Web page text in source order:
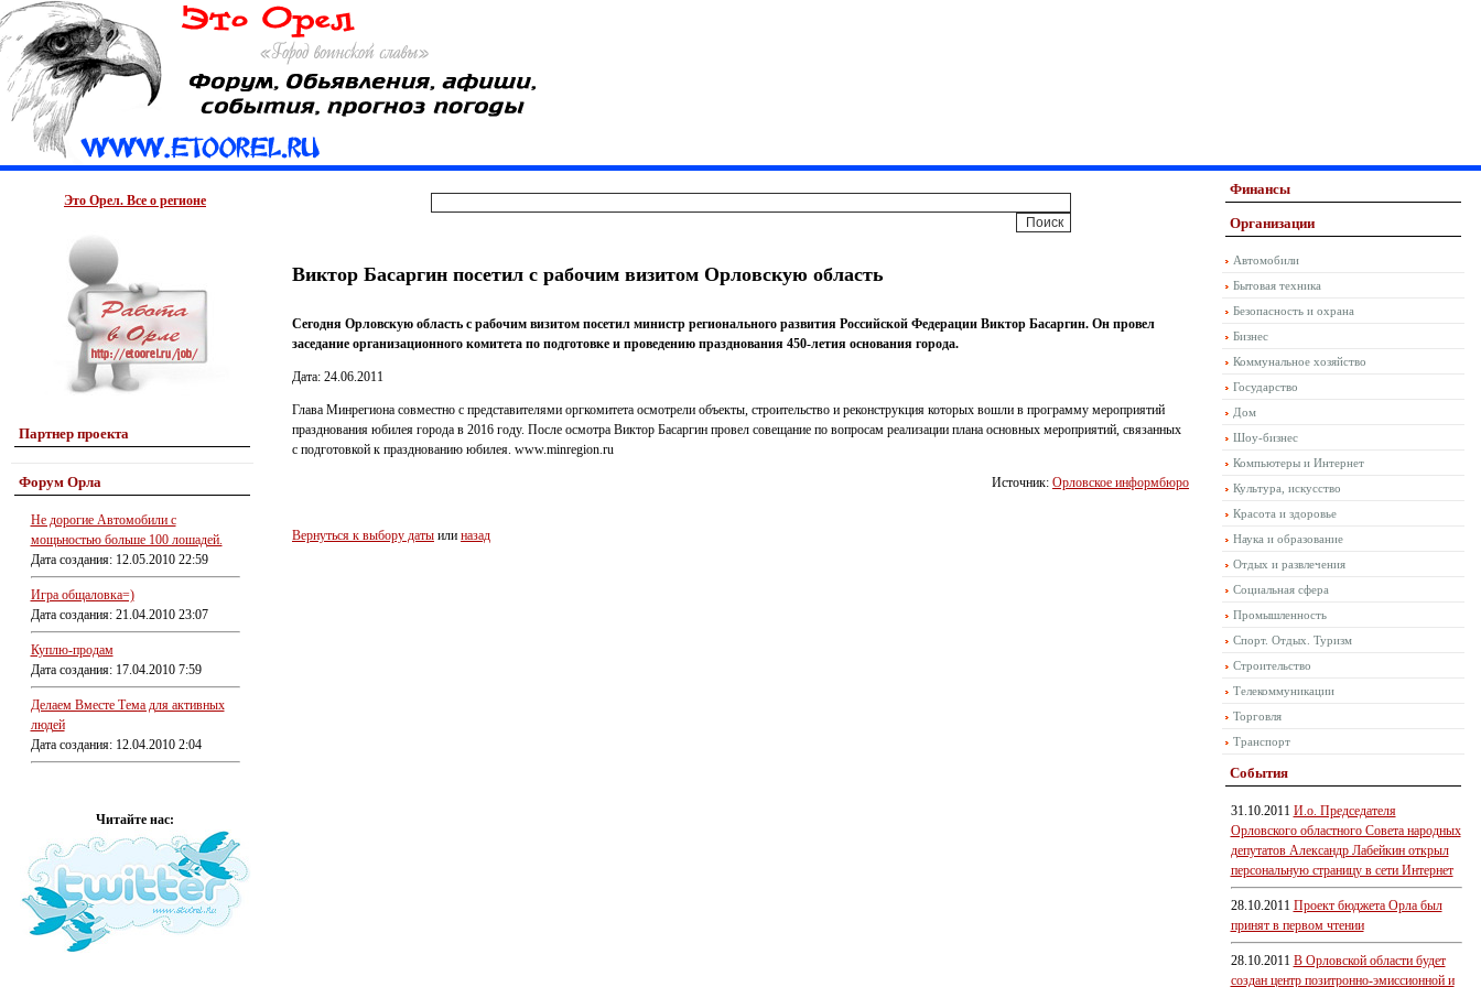
Это Орел. Все о регионе
Партнер проекта
Форум Орла
Не дорогие Автомобили с
мощьностью больше 100 лошадей.
Дата создания: 12.05.2010 22:59
Игра общаловка=)
Дата создания: 21.04.2010 23:07
Куплю-продам
Дата создания: 17.04.2010 7:59
Делаем Вместе Тема для активных
людей
Дата создания: 12.04.2010 2:04
Читайте нас:
Виктор Басаргин посетил с рабочим визитом Орловскую область
Сегодня Орловскую область с рабочим визитом посетил министр регионального развития Российской Федерации Виктор Басаргин. Он провел
заседание организационного комитета по подготовке и проведению празднования 450-летия основания города.
Дата: 24.06.2011
Глава Минрегиона совместно с представителями оргкомитета осмотрели объекты, строительство и реконструкция которых вошли в программу мероприятий
празднования юбилея города в 2016 году. После осмотра Виктор Басаргин провел совещание по вопросам реализации плана основных мероприятий, связанных
с подготовкой к празднованию юбилея. www.minregion.ru
Источник: Орловское информбюро
Вернуться к выбору даты или назад
Финансы
Организации
Автомобили
Бытовая техника
Безопасность и охрана
Бизнес
Коммунальное хозяйство
Государство
Дом
Шоу-бизнес
Компьютеры и Интернет
Культура, искусство
Красота и здоровье
Наука и образование
Отдых и развлечения
Социальная сфера
Промышленность
Спорт. Отдых. Туризм
Строительство
Телекоммуникации
Торговля
Транспорт
События
31.10.2011 И.о. Председателя
Орловского областного Совета народных
депутатов Александр Лабейкин открыл
персональную страницу в сети Интернет
28.10.2011 Проект бюджета Орла был
принят в первом чтении
28.10.2011 В Орловской области будет
создан центр позитронно-эмиссионной и